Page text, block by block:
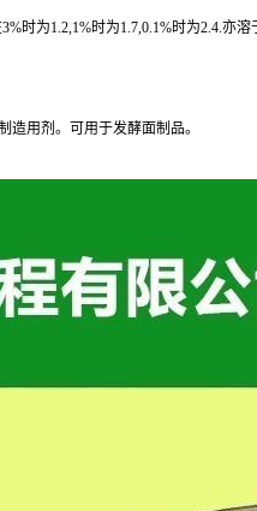
为1.2,1%时为1.7,0.1%时为2.4.亦溶
用剂。可用于发酵面制品。